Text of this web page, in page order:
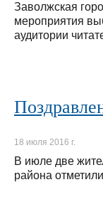
Заволжская
мероприятия
аудитории
18 июля 2016 г.
В июле две
района